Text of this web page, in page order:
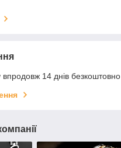
14 днів безкоштовно